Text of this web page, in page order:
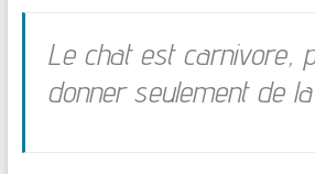
Le chat est carnivore,
donner seulement de